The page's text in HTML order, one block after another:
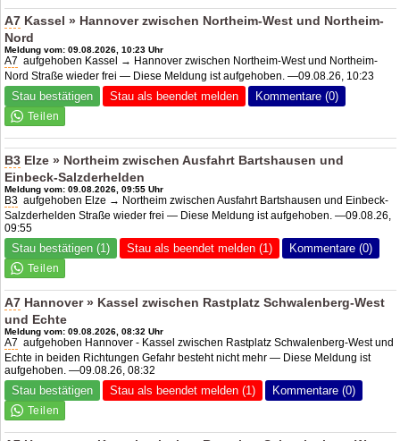
A7 Kassel » Hannover zwischen Northeim-West und Northeim-
Nord
Meldung vom: 09.08.2026, 10:23 Uhr
A7 aufgehoben Kassel → Hannover zwischen Northeim-West und Northeim-
Nord Straße wieder frei — Diese Meldung ist aufgehoben. —09.08.26, 10:23
Stau bestätigen Stau als beendet melden Kommentare (0)
B3 Elze » Northeim zwischen Ausfahrt Bartshausen und
Einbeck-Salzderhelden
Meldung vom: 09.08.2026, 09:55 Uhr
B3 aufgehoben Elze → Northeim zwischen Ausfahrt Bartshausen und Einbeck-
Salzderhelden Straße wieder frei — Diese Meldung ist aufgehoben. —09.08.26,
09:55
Stau bestätigen (1) Stau als beendet melden (1) Kommentare (0)
A7 Hannover » Kassel zwischen Rastplatz Schwalenberg-West
und Echte
Meldung vom: 09.08.2026, 08:32 Uhr
A7 aufgehoben Hannover - Kassel zwischen Rastplatz Schwalenberg-West und
Echte in beiden Richtungen Gefahr besteht nicht mehr — Diese Meldung ist
aufgehoben. —09.08.26, 08:32
Stau bestätigen Stau als beendet melden (1) Kommentare (0)